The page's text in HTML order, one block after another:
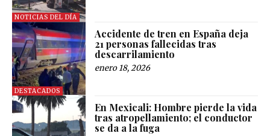
NOTICIAS DEL DÍA
DESTACADOS
Accidente de tren en España deja
21 personas fallecidas tras
descarrilamiento
enero 18, 2026
En Mexicali: Hombre pierde la vida
tras atropellamiento; el conductor
se da a la fuga